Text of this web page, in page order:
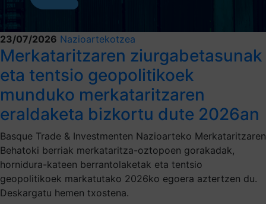
23/07/2026 Nazioartekotzea
Merkataritzaren ziurgabetasunak
eta tentsio geopolitikoek
munduko merkataritzaren
eraldaketa bizkortu dute 2026an
Basque Trade & Investmenten Nazioarteko Merkataritzaren
Behatoki berriak merkataritza-oztopoen gorakadak,
hornidura-kateen berrantolaketak eta tentsio
geopolitikoek markatutako 2026ko egoera aztertzen du.
Deskargatu hemen txostena.